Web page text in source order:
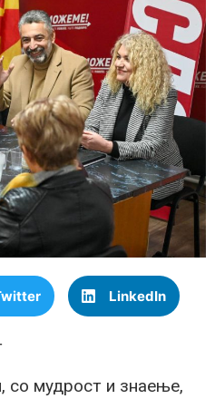
LinkedIn
со мудрост и знаење,